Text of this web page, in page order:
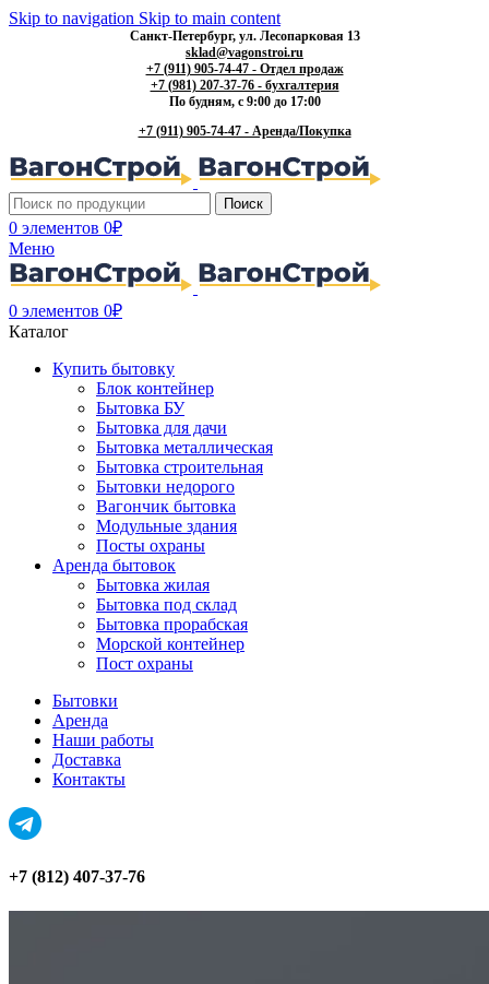
Skip to navigation Skip to main content
Санкт-Петербург, ул. Лесопарковая 13
sklad@vagonstroi.ru
+7 (911) 905-74-47 - Отдел продаж
+7 (981) 207-37-76 - бухгалтерия
По будням, с 9:00 до 17:00
+7 (911) 905-74-47 - Аренда/Покупка
Поиск
0 элементов 0₽
Меню
0 элементов 0₽
Каталог
Купить бытовку
Блок контейнер
Бытовка БУ
Бытовка для дачи
Бытовка металлическая
Бытовка строительная
Бытовки недорого
Вагончик бытовка
Модульные здания
Посты охраны
Аренда бытовок
Бытовка жилая
Бытовка под склад
Бытовка прорабская
Морской контейнер
Пост охраны
Бытовки
Аренда
Наши работы
Доставка
Контакты
+7 (812) 407-37-76